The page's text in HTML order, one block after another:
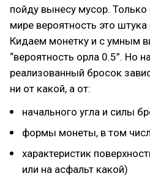
пойду вынесу мусор.
мире вероятность это
Кидаем монетку и с умным
“вероятность орла 0.5”. Но
реализованный бросок
ни от какой, а от:
начального угла и силы
формы монеты, в том
характеристик
или на асфальт какой)